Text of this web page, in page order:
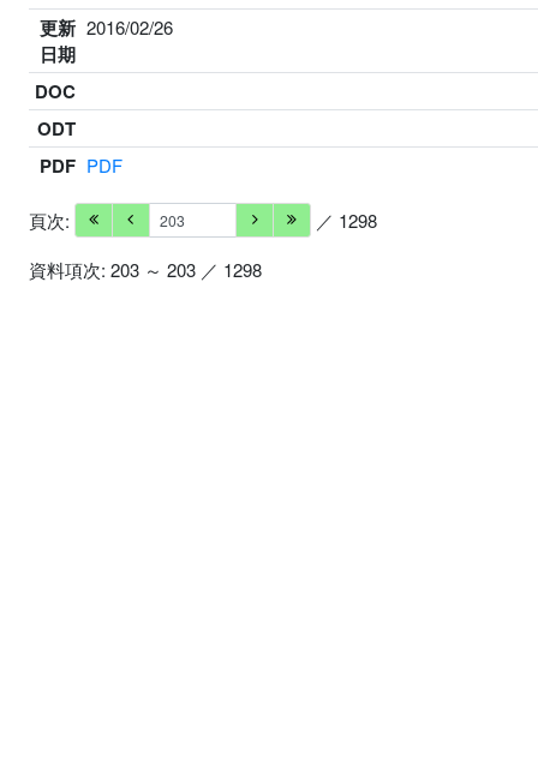
更新
日期
2016/02/26
DOC
ODT
PDF PDF
頁次:
／ 1298
資料項次: 203 ～ 203 ／ 1298